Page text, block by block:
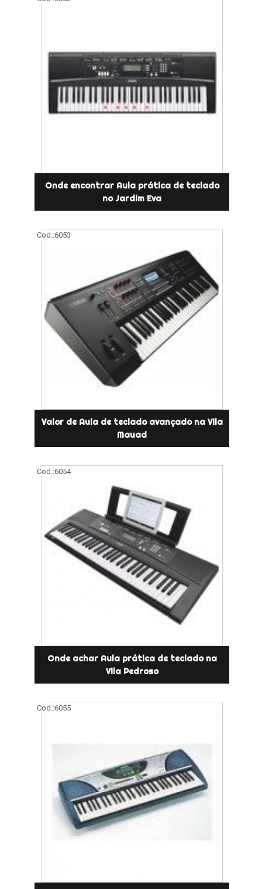
Onde encontrar Aula prática de teclado
no Jardim Eva
Cod.:6053
Valor de Aula de teclado avançado na Vila
Mauad
Cod.:6054
Onde achar Aula prática de teclado na
Vila Pedroso
Cod.:6055